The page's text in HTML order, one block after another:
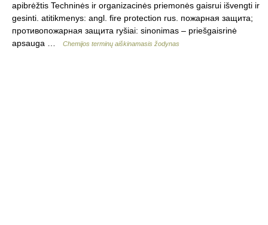
apibrėžtis Techninės ir organizacinės priemonės gaisrui išvengti ir
gesinti. atitikmenys: angl. fire protection rus. пожарная защита;
противопожарная защита ryšiai: sinonimas – priešgaisrinė
apsauga …
Chemijos terminų aiškinamasis žodynas